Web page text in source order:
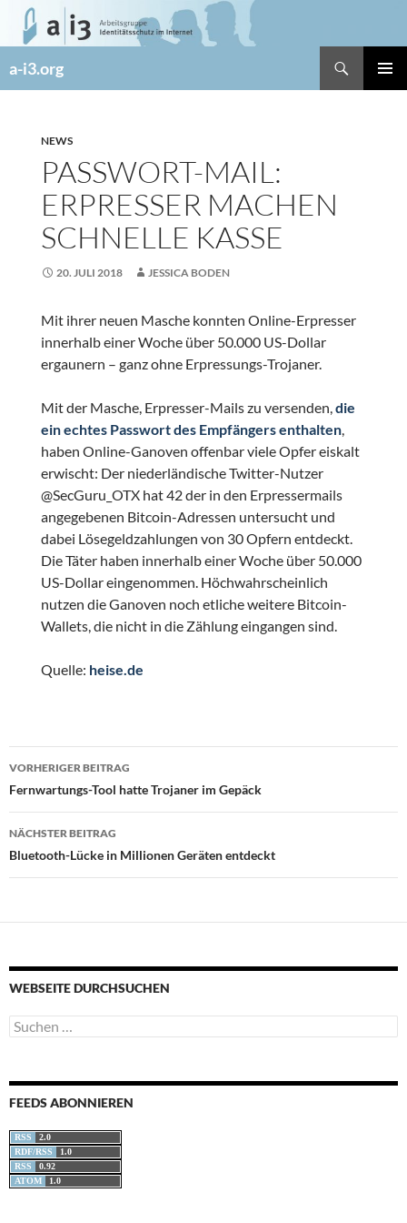
Zum
Inhalt
a-i3.org
NEWS
PASSWORT-MAIL:
ERPRESSER MACHEN
SCHNELLE KASSE
20. JULI 2018 JESSICA BODEN
Mit ihrer neuen Masche konnten Online-Erpresser
innerhalb einer Woche über 50.000 US-Dollar
ergaunern – ganz ohne Erpressungs-Trojaner.
Mit der Masche, Erpresser-Mails zu versenden,die
ein echtes Passwort des Empfängers enthalten,
haben Online-Ganoven offenbar viele Opfer eiskalt
erwischt: Der niederländische Twitter-Nutzer
@SecGuru_OTX hat 42 der in den Erpressermails
angegebenen Bitcoin-Adressen untersucht und
dabei Lösegeldzahlungen von 30 Opfern entdeckt.
Die Täter haben innerhalb einer Woche über 50.000
US-Dollar eingenommen. Höchwahrscheinlich
nutzen die Ganoven noch etliche weitere Bitcoin-
Wallets, die nicht in die Zählung eingangen sind.
Quelle: heise.de
Beitragsnavigation
VORHERIGER BEITRAG
Fernwartungs-Tool hatte Trojaner im Gepäck
NÄCHSTER BEITRAG
Bluetooth-Lücke in Millionen Geräten entdeckt
WEBSEITE DURCHSUCHEN
Suchen
nach:
FEEDS ABONNIEREN
RSS
2.0
RDF/RSS
1.0
RSS
0.92
ATOM
1.0